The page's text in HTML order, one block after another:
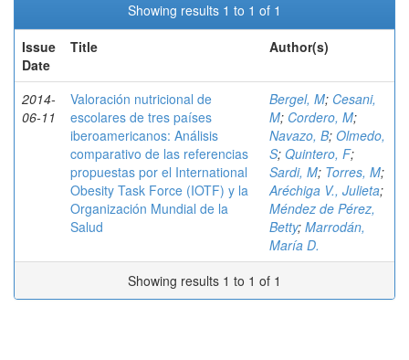
Showing results 1 to 1 of 1
Issue
Date
Title Author(s)
2014-
06-11
Valoración nutricional de
escolares de tres países
iberoamericanos: Análisis
comparativo de las referencias
propuestas por el International
Obesity Task Force (IOTF) y la
Organización Mundial de la
Salud
Bergel, M; Cesani,
M; Cordero, M;
Navazo, B; Olmedo,
S; Quintero, F;
Sardi, M; Torres, M;
Aréchiga V., Julieta;
Méndez de Pérez,
Betty; Marrodán,
María D.
Showing results 1 to 1 of 1